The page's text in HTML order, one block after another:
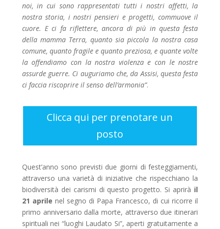
noi, in cui sono rappresentati tutti i nostri affetti, la
nostra storia, i nostri pensieri e progetti, commuove il
cuore. E ci fa riflettere, ancora di più in questa festa
della mamma Terra, quanto sia piccola la nostra casa
comune, quanto fragile e quanto preziosa, e quante volte
la offendiamo con la nostra violenza e con le nostre
assurde guerre. Ci auguriamo che, da Assisi, questa festa
ci faccia riscoprire il senso dell’armonia”.
Clicca qui per prenotare un
posto
Quest’anno sono previsti due giorni di festeggiamenti,
attraverso una varietà di iniziative che rispecchiano la
biodiversità dei carismi di questo progetto. Si aprirà il
21 aprile nel segno di Papa Francesco, di cui ricorre il
primo anniversario dalla morte, attraverso due itinerari
spirituali nei “luoghi Laudato Si”, aperti gratuitamente a